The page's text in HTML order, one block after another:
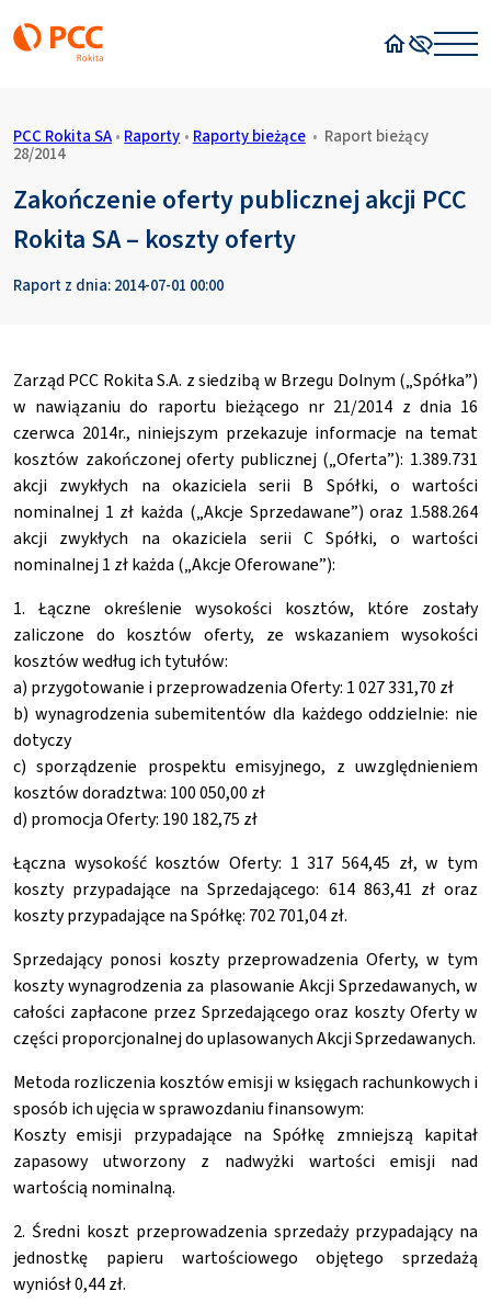
PCC Rokita SA • Raporty • Raporty bieżące • Raport bieżący
28/2014
Zakończenie oferty publicznej akcji PCC
Rokita SA – koszty oferty
Raport z dnia: 2014-07-01 00:00
Zarząd PCC Rokita S.A. z siedzibą w Brzegu Dolnym („Spółka”)
w nawiązaniu do raportu bieżącego nr 21/2014 z dnia 16
czerwca 2014r., niniejszym przekazuje informacje na temat
kosztów zakończonej oferty publicznej („Oferta”): 1.389.731
akcji zwykłych na okaziciela serii B Spółki, o wartości
nominalnej 1 zł każda („Akcje Sprzedawane”) oraz 1.588.264
akcji zwykłych na okaziciela serii C Spółki, o wartości
nominalnej 1 zł każda („Akcje Oferowane”):
1. Łączne określenie wysokości kosztów, które zostały
zaliczone do kosztów oferty, ze wskazaniem wysokości
kosztów według ich tytułów:
a) przygotowanie i przeprowadzenia Oferty: 1 027 331,70 zł
b) wynagrodzenia subemitentów dla każdego oddzielnie: nie
dotyczy
c) sporządzenie prospektu emisyjnego, z uwzględnieniem
kosztów doradztwa: 100 050,00 zł
d) promocja Oferty: 190 182,75 zł
Łączna wysokość kosztów Oferty: 1 317 564,45 zł, w tym
koszty przypadające na Sprzedającego: 614 863,41 zł oraz
koszty przypadające na Spółkę: 702 701,04 zł.
Sprzedający ponosi koszty przeprowadzenia Oferty, w tym
koszty wynagrodzenia za plasowanie Akcji Sprzedawanych, w
całości zapłacone przez Sprzedającego oraz koszty Oferty w
części proporcjonalnej do uplasowanych Akcji Sprzedawanych.
Metoda rozliczenia kosztów emisji w księgach rachunkowych i
sposób ich ujęcia w sprawozdaniu finansowym:
Koszty emisji przypadające na Spółkę zmniejszą kapitał
zapasowy utworzony z nadwyżki wartości emisji nad
wartością nominalną.
2. Średni koszt przeprowadzenia sprzedaży przypadający na
jednostkę papieru wartościowego objętego sprzedażą
wyniósł 0,44 zł.